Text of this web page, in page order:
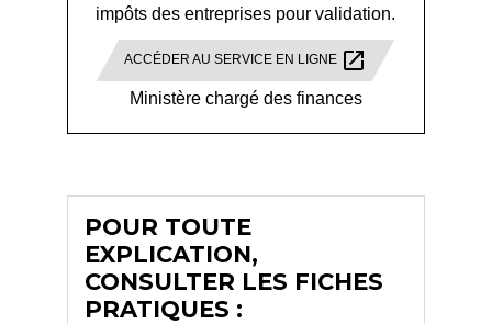
impôts des entreprises pour validation.
ACCÉDER AU SERVICE EN LIGNE open_in_new
Ministère chargé des finances
POUR TOUTE
EXPLICATION,
CONSULTER LES FICHES
PRATIQUES :